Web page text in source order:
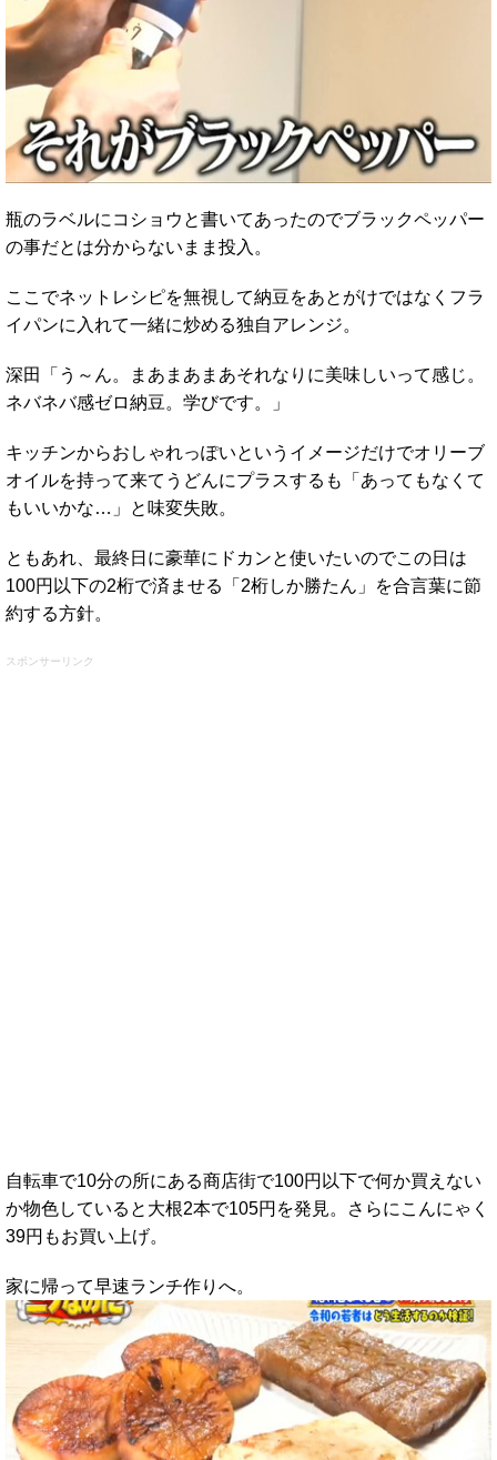
瓶のラベルにコショウと書いてあったのでブラックペッパー
の事だとは分からないまま投入。
ここでネットレシピを無視して納豆をあとがけではなくフラ
イパンに入れて一緒に炒める独自アレンジ。
深田「う～ん。まあまあまあそれなりに美味しいって感じ。
ネバネバ感ゼロ納豆。学びです。」
キッチンからおしゃれっぽいというイメージだけでオリーブ
オイルを持って来てうどんにプラスするも「あってもなくて
もいいかな…」と味変失敗。
ともあれ、最終日に豪華にドカンと使いたいのでこの日は
100円以下の2桁で済ませる「2桁しか勝たん」を合言葉に節
約する方針。
スポンサーリンク
自転車で10分の所にある商店街で100円以下で何か買えない
か物色していると大根2本で105円を発見。さらにこんにゃく
39円もお買い上げ。
家に帰って早速ランチ作りへ。